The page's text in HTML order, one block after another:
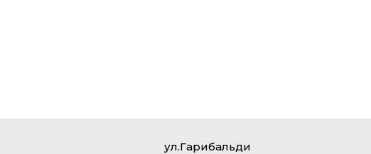
ул.Гарибальди